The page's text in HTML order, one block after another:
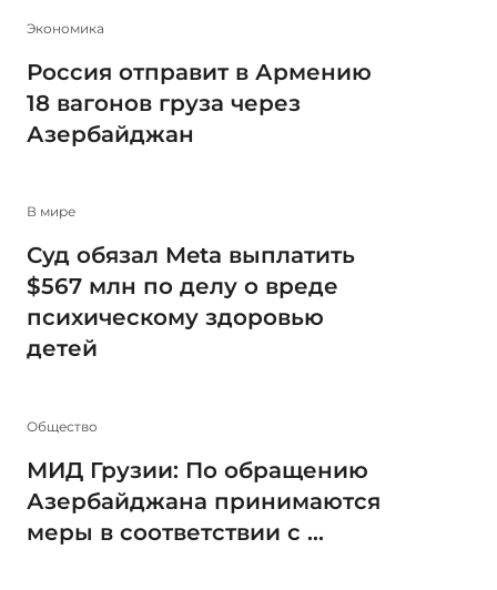
Экономика
Россия отправит в Армению
18 вагонов груза через
Азербайджан
В мире
Суд обязал Meta выплатить
$567 млн по делу о вреде
психическому здоровью
детей
Общество
МИД Грузии: По обращению
Азербайджана принимаются
меры в соответствии с ...